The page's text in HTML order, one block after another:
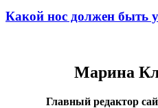
Какой нос должен быть
Марина
Главный редактор